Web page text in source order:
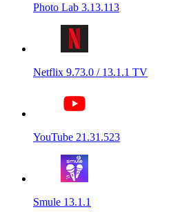
Photo Lab 3.13.113
Netflix 9.73.0 / 13.1.1 TV
YouTube 21.31.523
Smule 13.1.1